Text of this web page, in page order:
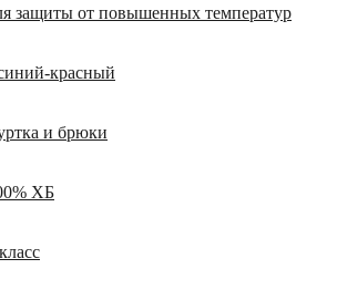
защиты от повышенных температур
красный
и брюки
ХБ